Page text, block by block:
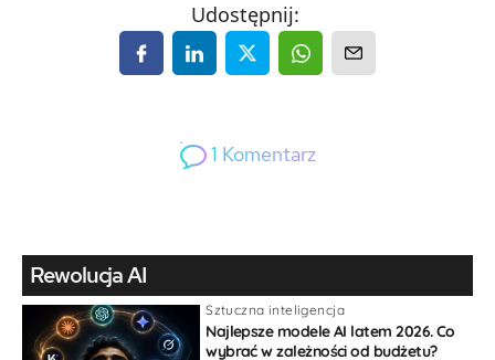
Udostępnij:
1 Komentarz
Gość
Rewolucja AI
Sztuczna inteligencja
Najlepsze modele AI latem 2026. Co
wybrać w zależności od budżetu?